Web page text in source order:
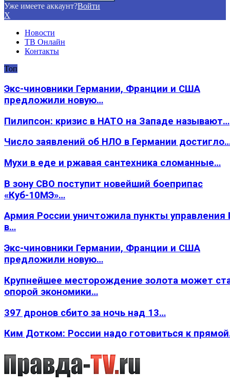
Уже имеете аккаунт?Войти
X
Новости
ТВ Онлайн
Контакты
Топ
Экс-чиновники Германии, Франции и США
предложили новую…
Пилипсон: кризис в НАТО на Западе называют…
Число заявлений об НЛО в Германии
Мухи в еде и ржавая сантехника сломанные…
В зону СВО поступит новейший боеприпас
«Куб-10МЭ»…
Армия России уничтожила пункты
в…
Экс-чиновники Германии, Франции и США
предложили новую…
Крупнейшее месторождение золота может
опорой экономики…
397 дронов сбито за ночь над 13…
Ким Дотком: России надо готовиться к